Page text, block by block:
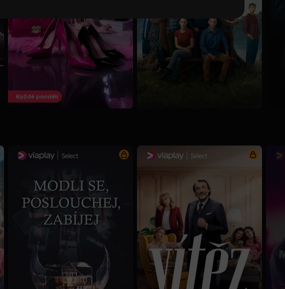
Každé pondělí